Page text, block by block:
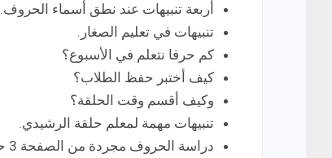
أربعة تنبيهات عند نطق أسماء الحروف.
تنبيهات في تعليم الصغار.
كم حرفا نتعلم في الأسبوع؟
كيف أختبر حفظ الطلاب؟
وكيف أقسم وقت الحلقة؟
تنبيهات مهمة لمعلم حلقة الرشيدي.
دراسة الحروف مجردة من الصفحة 3 حتى 12.